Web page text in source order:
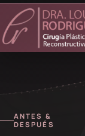
ANTES &
DESPUÉS